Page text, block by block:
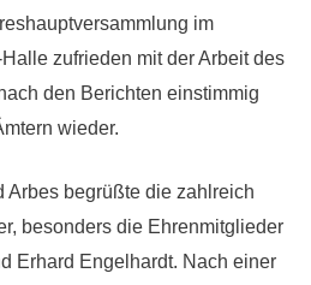
im
zufrieden mit der Arbeit des
den Berichten einstimmig
wieder.
Arbes begrüßte die zahlreich
besonders die Ehrenmitglieder
Erhard Engelhardt. Nach einer